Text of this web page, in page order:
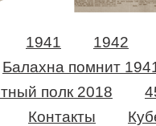
1941
1942
Балахна помнит
полк 2018
Контакты